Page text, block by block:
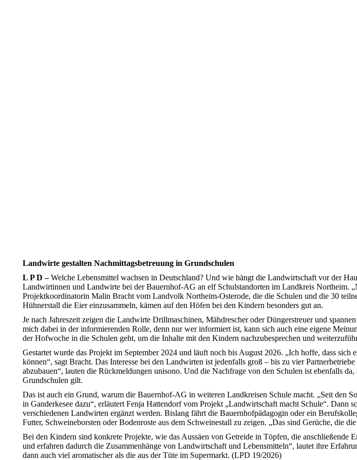
Landwirte gestalten Nachmittagsbetreuung in Grundschulen
L P D –Welche Lebensmittel wachsen in Deutschland? Und wie hängt die Landwirtschaft vor der
Landwirtinnen und Landwirte bei der Bauernhof-AG an elf Schulstandorten im Landkreis Northeim.
Projektkoordinatorin Malin Bracht vom Landvolk Northeim-Osterode, die die Schulen und die 30
Hühnerstall die Eier einzusammeln, kämen auf den Höfen bei den Kindern besonders gut an.
Je nach Jahreszeit zeigen die Landwirte Drillmaschinen, Mähdrescher oder Düngerstreuer und
mich dabei in der informierenden Rolle, denn nur wer informiert ist, kann sich auch eine eigene
der Hofwoche in die Schulen geht, um die Inhalte mit den Kindern nachzubesprechen und
Gestartet wurde das Projekt im September 2024 und läuft noch bis August 2026. „Ich hoffe, dass
können“, sagt Bracht. Das Interesse bei den Landwirten ist jedenfalls groß – bis zu vier
abzubauen“, lauten die Rückmeldungen unisono. Und die Nachfrage von den Schulen ist ebenfalls
Grundschulen gilt.
Das ist auch ein Grund, warum die Bauernhof-AG in weiteren Landkreisen Schule macht. „Seit den
in Ganderkesee dazu“, erläutert Fenja Hattendorf vom Projekt „Landwirtschaft macht Schule“.
verschiedenen Landwirten ergänzt werden. Bislang fährt die Bauernhofpädagogin oder ein
Futter, Schweineborsten oder Bodenroste aus dem Schweinestall zu zeigen. „Das sind Gerüche, die
Bei den Kindern sind konkrete Projekte, wie das Aussäen von Getreide in Töpfen, die anschließende
und erfahren dadurch die Zusammenhänge von Landwirtschaft und Lebensmitteln“, lautet ihre
dann auch viel aromatischer als die aus der Tüte im Supermarkt. (LPD 19/2026)